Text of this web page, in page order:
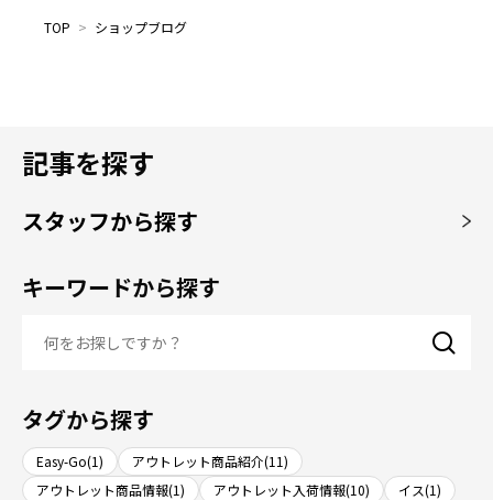
TOP > ショップブログ
記事を探す
スタッフから探す
キーワードから探す
タグから探す
Easy-Go(1)
アウトレット商品紹介(11)
アウトレット商品情報(1)
アウトレット入荷情報(10)
イス(1)